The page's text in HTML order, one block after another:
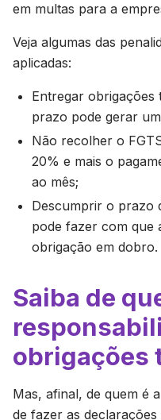
em multas para a
Veja algumas das
aplicadas:
Entregar obrigações
prazo pode gerar
Não recolher o
20% e mais o
ao mês;
Descumprir o prazo
pode fazer com que
obrigação em dobro.
Saiba de
obrigações
Mas, afinal, de quem é
de fazer as